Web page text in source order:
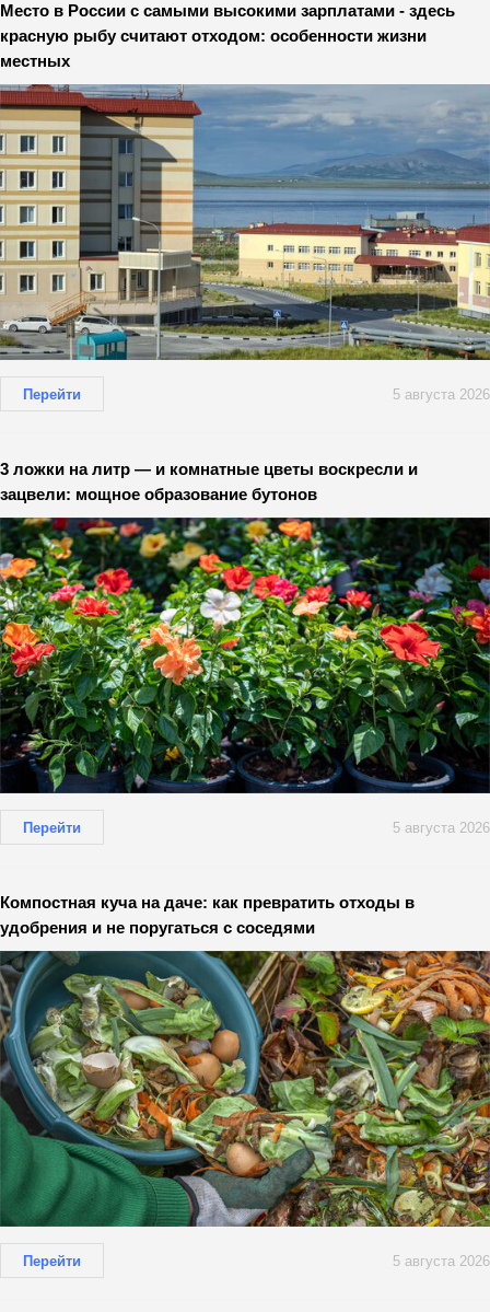
Место в России с самыми высокими зарплатами - здесь
красную рыбу считают отходом: особенности жизни
местных
Перейти 5 августа 2026
3 ложки на литр — и комнатные цветы воскресли и
зацвели: мощное образование бутонов
Перейти 5 августа 2026
Компостная куча на даче: как превратить отходы в
удобрения и не поругаться с соседями
Перейти 5 августа 2026